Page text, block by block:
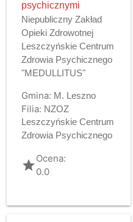
psychicznymi
Niepubliczny Zakład
Opieki Zdrowotnej
Leszczyńskie Centrum
Zdrowia Psychicznego
"MEDULLITUS"
Gmina: M. Leszno
Filia: NZOZ
Leszczyńskie Centrum
Zdrowia Psychicznego
gradeOcena:
0.0